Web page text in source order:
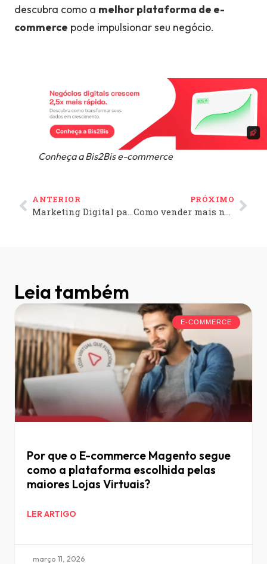
descubra como a melhor plataforma de e-
commerce pode impulsionar seu negócio.
Conheça a Bis2Bis e-commerce
ANTERIOR PRÓXIMO
Leia também
E-COMMERCE
Por que o E-commerce Magento segue
como a plataforma escolhida pelas
maiores Lojas Virtuais?
LER ARTIGO
março 11, 2026